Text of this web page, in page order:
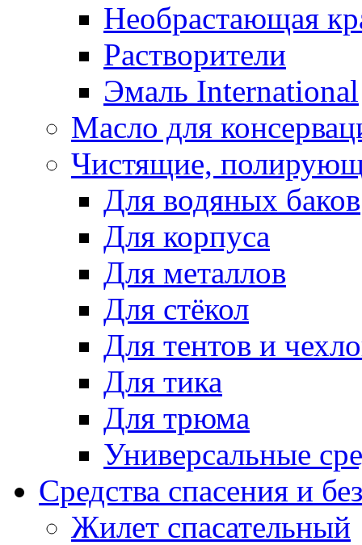
Необрастающая
Растворители
Эмаль International
Масло для
Чистящие,
Для водяных баков
Для корпуса
Для металлов
Для стёкол
Для тентов и
Для тика
Для трюма
Универсальные
Средства спасения и
Жилет спасательный